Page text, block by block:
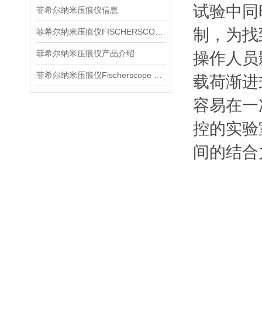
菲希尔纳米压痕仪信息
菲希尔纳米压痕仪产品介绍
试验中
制，为
操作人
载荷渐
容易在
控的实
间的结